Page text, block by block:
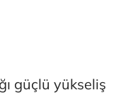
güçlü yükseliş